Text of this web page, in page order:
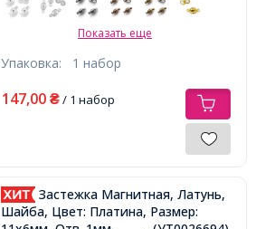
Показать еще
Упаковка: 1 набор
147,00 ₴/ 1 набор
Застежка Магнитная, Латунь,
Шайба, Цвет: Платина, Размер: